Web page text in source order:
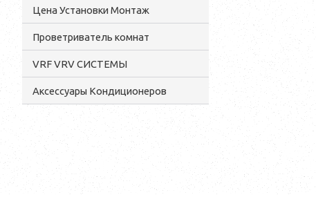
Цена Установки Монтаж
Проветриватель комнат
VRF VRV СИСТЕМЫ
Аксессуары Кондиционеров